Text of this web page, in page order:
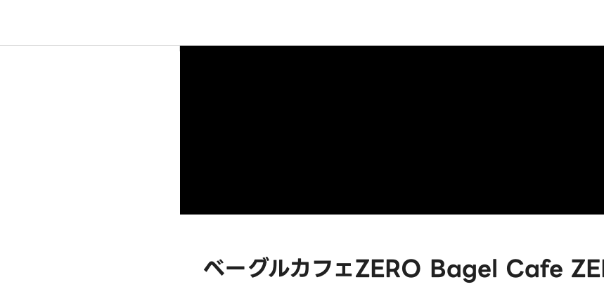
ベーグルカフェZERO Bagel Cafe